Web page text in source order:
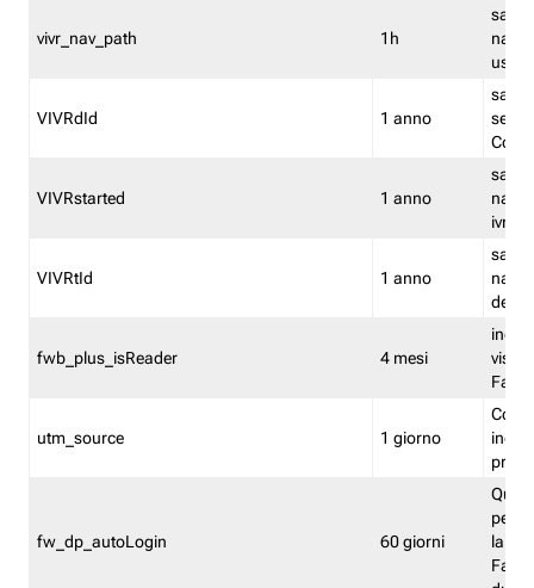
vivr_nav_path 1h
salva
VIVRdId 1 anno
salva
Convy
VIVRstarted 1 anno
salva
ivr
VIVRtId 1 anno
salva
del
fwb_plus_isReader 4 mesi
utm_source 1 giorno
fw_dp_autoLogin 60 giorni
la